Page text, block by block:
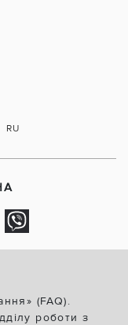
RU
(FAQ).
роботи з